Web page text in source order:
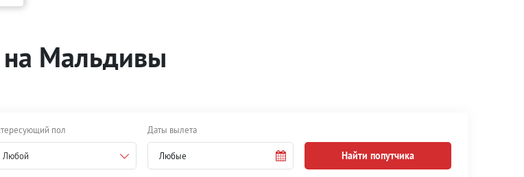
на Мальдивы
пол
Любой
Даты вылета
Найти попутчика